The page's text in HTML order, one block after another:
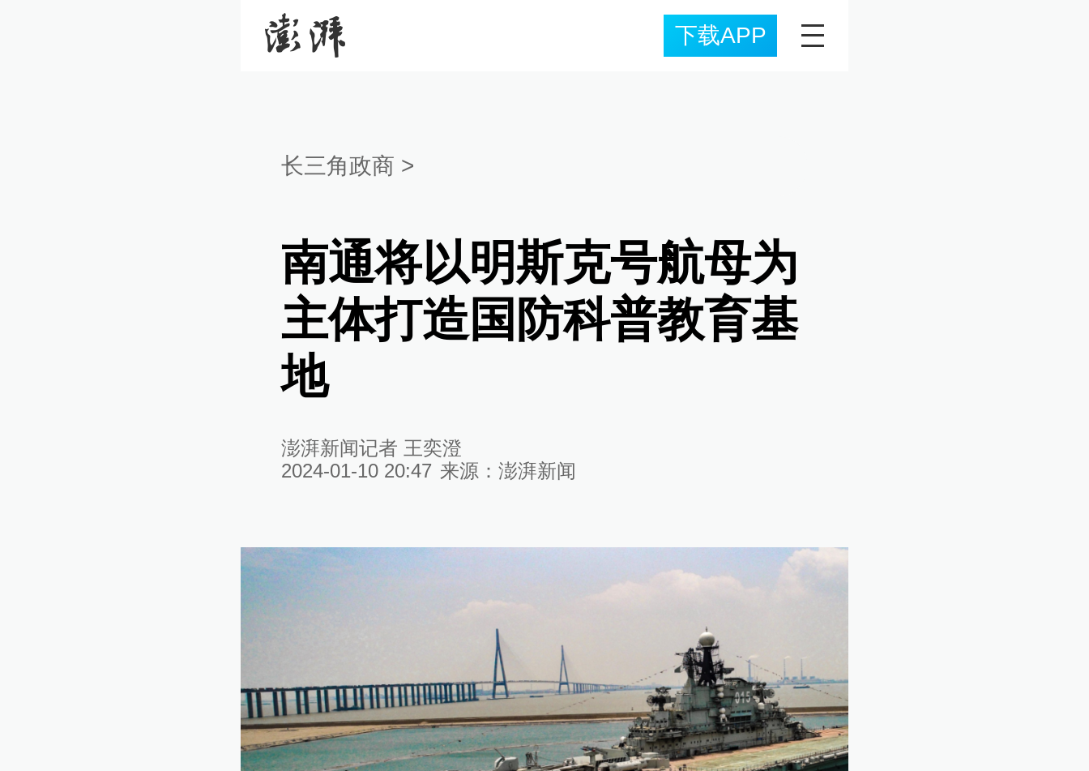
下载APP
长三角政商 >
南通将以明斯克号航母为
主体打造国防科普教育基
地
澎湃新闻记者 王奕澄
2024-01-10 20:47 来源： 澎湃新闻